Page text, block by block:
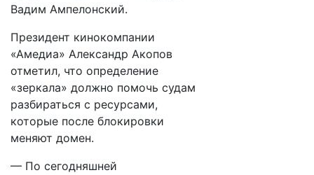
Вадим Ампелонский.
Президент кинокомпании
«Амедиа» Александр Акопов
отметил, что определение
«зеркала» должно помочь судам
разбираться с ресурсами,
которые после блокировки
меняют домен.
— По сегодняшней